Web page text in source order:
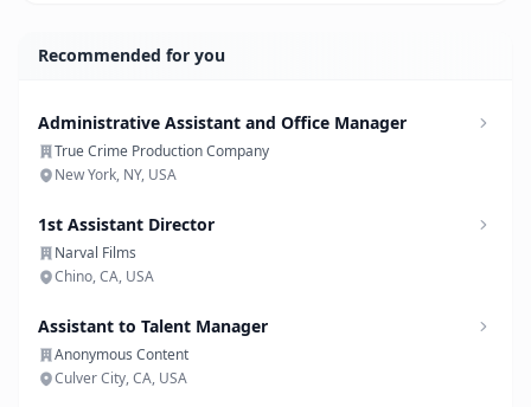
Recommended for you
Administrative Assistant and Office Manager
True Crime Production Company
New York, NY, USA
1st Assistant Director
Narval Films
Chino, CA, USA
Assistant to Talent Manager
Anonymous Content
Culver City, CA, USA